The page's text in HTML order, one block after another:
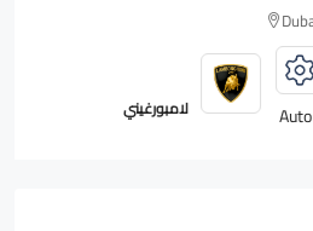
Auto رولزرويس